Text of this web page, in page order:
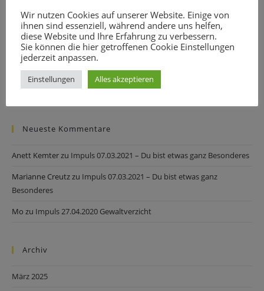
Weihnachtspredigt 2023
Sommersegen
Bischof Bilz zum Krieg in der Ukraine
»Selig sind, die Frieden stiften, denn sie werden Gottes Kinder
heißen.«
Neueste Kommentare
Anett Kemterzu Impuls 07.03.2021 – Du bist etwas ganz Besonderes
Marianne Creutzzu Impuls 07.03.2021 – Du bist etwas ganz
Besonderes
Mo zu Impuls 27.04.2020 Gewaltverzicht
Archiv
März 2025
Wir nutzen Cookies auf unserer Website. Einige von
ihnen sind essenziell, während andere uns helfen,
diese Website und Ihre Erfahrung zu verbessern.
Sie können die hier getroffenen Cookie Einstellungen
jederzeit anpassen.
Einstellungen Alles akzeptieren